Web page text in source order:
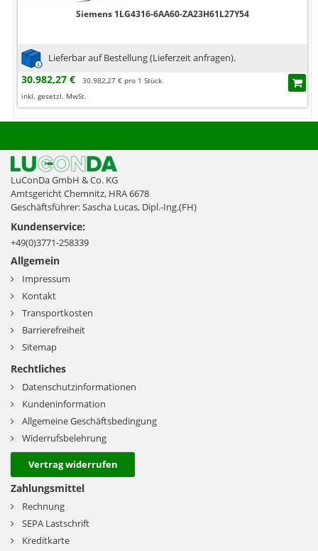
Siemens 1LG4316-6AA60-ZA23H61L27Y54
Lieferbar auf Bestellung (Lieferzeit anfragen).
30.982,27 €
30.982,27 € pro 1 Stück
inkl. gesetzl. MwSt.
LuConDa GmbH & Co. KG
Amtsgericht Chemnitz, HRA 6678
Geschäftsführer: Sascha Lucas, Dipl.-Ing.(FH)
Kundenservice:
+49(0)3771-258339
Allgemein
Impressum
Kontakt
Transportkosten
Barrierefreiheit
Sitemap
Rechtliches
Datenschutzinformationen
Kundeninformation
Allgemeine Geschäftsbedingung
Widerrufsbelehrung
Vertrag widerrufen
Zahlungsmittel
Rechnung
SEPA Lastschrift
Kreditkarte